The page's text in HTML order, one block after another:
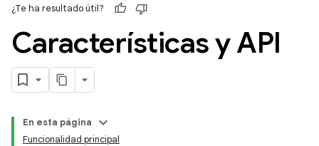
¿Te ha resultado útil?
Características y API
En esta página
Funcionalidad principal